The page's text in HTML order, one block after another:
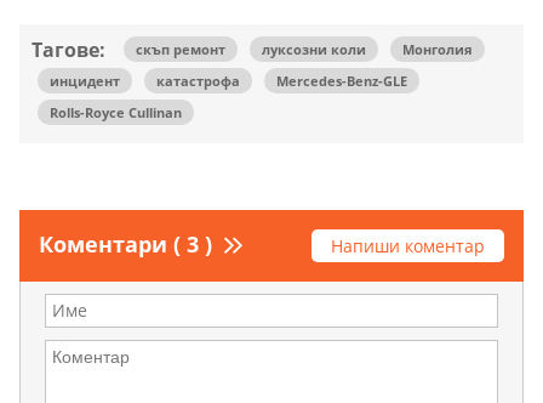
Тагове: скъп ремонт луксозни коли
Монголия
инцидент
катастрофа
Mercedes-Benz-GLE
Rolls-Royce Cullinan
Коментари ( 3 ) Напиши коментар